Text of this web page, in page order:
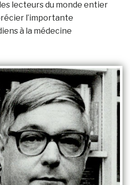
lecteurs du monde entier
l’importante
à la médecine